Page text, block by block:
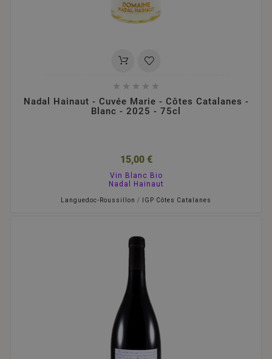
    
Nadal Hainaut - Cuvée Marie - Côtes Catalanes -
Blanc - 2025 - 75cl
15,00 €
Vin Blanc Bio
Nadal Hainaut
Languedoc-Roussillon / IGP Côtes Catalanes